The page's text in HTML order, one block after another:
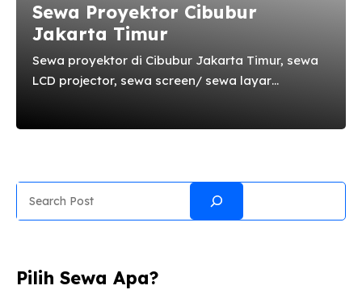
Sewa Proyektor Cibubur
Jakarta Timur
Sewa proyektor di Cibubur Jakarta Timur, sewa
LCD projector, sewa screen/ sewa layar
Jakarta Timur Proyektor dijamin memiliki
kualitas terbaik dan harga sewa proyektor
murah, berikut panduan harga sewa proyektor.
Screen/ Layar Proyektor 1,8×1,8m (70 inch) Layar
Pilih Sewa Apa?